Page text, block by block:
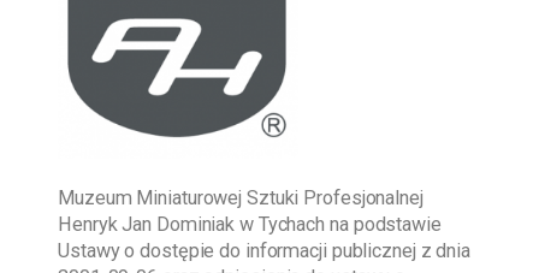
Muzeum Miniaturowej Sztuki Profesjonalnej
Henryk Jan Dominiak w Tychach na podstawie
Ustawy o dostępie do informacji publicznej z dnia